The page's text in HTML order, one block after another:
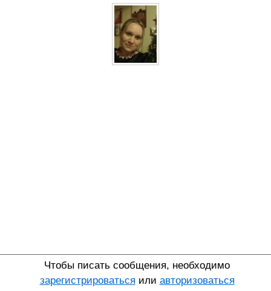
Чтобы писать сообщения, необходимо
зарегистрироваться или авторизоваться